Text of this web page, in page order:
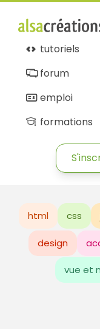
tutoriels
forum
emploi
formations
html css
design
vue et